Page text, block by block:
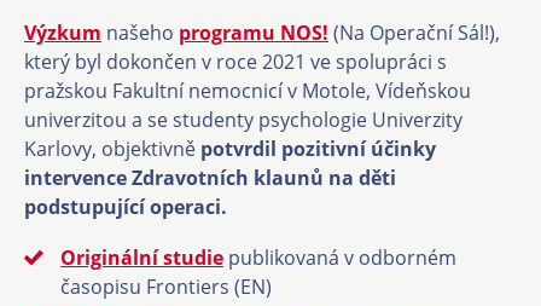
Výzkum našeho programu NOS! (Na Operační Sál!),
který byl dokončen v roce 2021 ve spolupráci s
pražskou Fakultní nemocnicí v Motole, Vídeňskou
univerzitou a se studenty psychologie Univerzity
Karlovy, objektivně potvrdil pozitivní účinky
intervence Zdravotních klaunů na děti
podstupující operaci.
Originální studie publikovaná v odborném
časopisu Frontiers (EN)